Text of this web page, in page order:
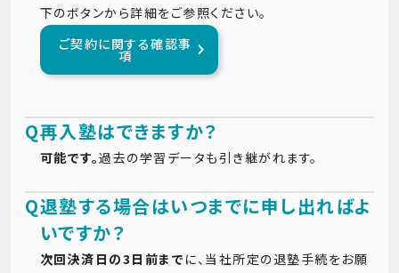
下のボタンから詳細をご参照ください。
ご契約に関する確認事
項
Q再入塾はできますか？
可能です。過去の学習データも引き継がれます。
Q退塾する場合はいつまでに申し出ればよ
いですか？
次回決済日の3日前まで に、当社所定の退塾手続をお願